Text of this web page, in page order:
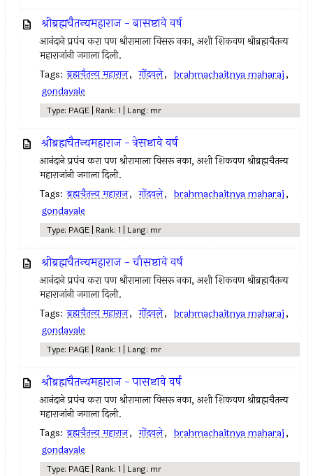
श्रीब्रह्मचैतन्यमहाराज - बासष्टावे वर्ष
आनंदाने प्रपंच करा पण श्रीरामाला विसरू नका, अशी शिकवण श्रीब्रह्मचैतन्य
महाराजांनी जगाला दिली.
Tags: ब्रह्मचैतन्य महाराज, गोंदवले, brahmachaitnya maharaj,
gondavale
Type: PAGE | Rank: 1 | Lang: mr
श्रीब्रह्मचैतन्यमहाराज - त्रेसष्टावे वर्ष
आनंदाने प्रपंच करा पण श्रीरामाला विसरू नका, अशी शिकवण श्रीब्रह्मचैतन्य
महाराजांनी जगाला दिली.
Tags: ब्रह्मचैतन्य महाराज, गोंदवले, brahmachaitnya maharaj,
gondavale
Type: PAGE | Rank: 1 | Lang: mr
श्रीब्रह्मचैतन्यमहाराज - चौसष्टावे वर्ष
आनंदाने प्रपंच करा पण श्रीरामाला विसरू नका, अशी शिकवण श्रीब्रह्मचैतन्य
महाराजांनी जगाला दिली.
Tags: ब्रह्मचैतन्य महाराज, गोंदवले, brahmachaitnya maharaj,
gondavale
Type: PAGE | Rank: 1 | Lang: mr
श्रीब्रह्मचैतन्यमहाराज - पासष्टावे वर्ष
आनंदाने प्रपंच करा पण श्रीरामाला विसरू नका, अशी शिकवण श्रीब्रह्मचैतन्य
महाराजांनी जगाला दिली.
Tags: ब्रह्मचैतन्य महाराज, गोंदवले, brahmachaitnya maharaj,
gondavale
Type: PAGE | Rank: 1 | Lang: mr